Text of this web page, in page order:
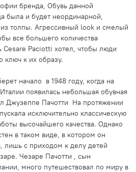
бренда, Обувь данной
была и будет неординарной,
толпы. Агрессивный look и смелый
все большего количества
Cesare Paciotti хотел, чтобы люди
ключ к их образу.
начало в 1948 году, когда на
появилась небольшая обувная
Джузеппе Пачотти На протяжении
исключительно классическую
высочайшего качества. Однако
в таком виде, в котором он
лишь с приходом к делу детей
Чезаре Пачотти , сын
много путешествовал по миру в